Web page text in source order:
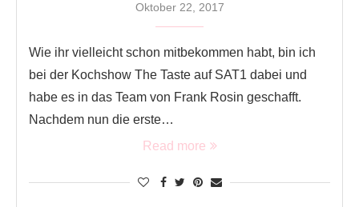
Oktober 22, 2017
Wie ihr vielleicht schon mitbekommen habt, bin ich
bei der Kochshow The Taste auf SAT1 dabei und
habe es in das Team von Frank Rosin geschafft.
Nachdem nun die erste…
Read more